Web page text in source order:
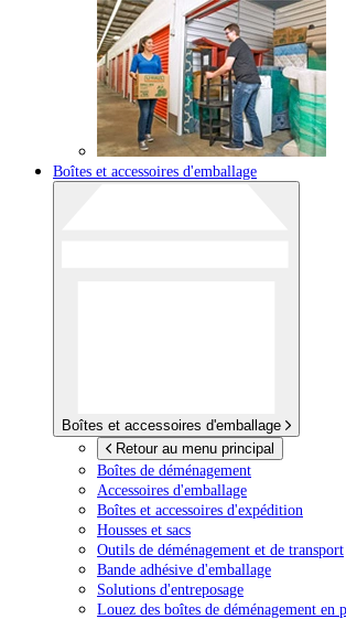
Boîtes et accessoires d'emballage
Boîtes et accessoires d'emballage
Retour au menu principal
Boîtes de déménagement
Accessoires d'emballage
Boîtes et accessoires d'expédition
Housses et sacs
Outils de déménagement et de transport
Bande adhésive d'emballage
Solutions d'entreposage
Louez des boîtes de déménagement en